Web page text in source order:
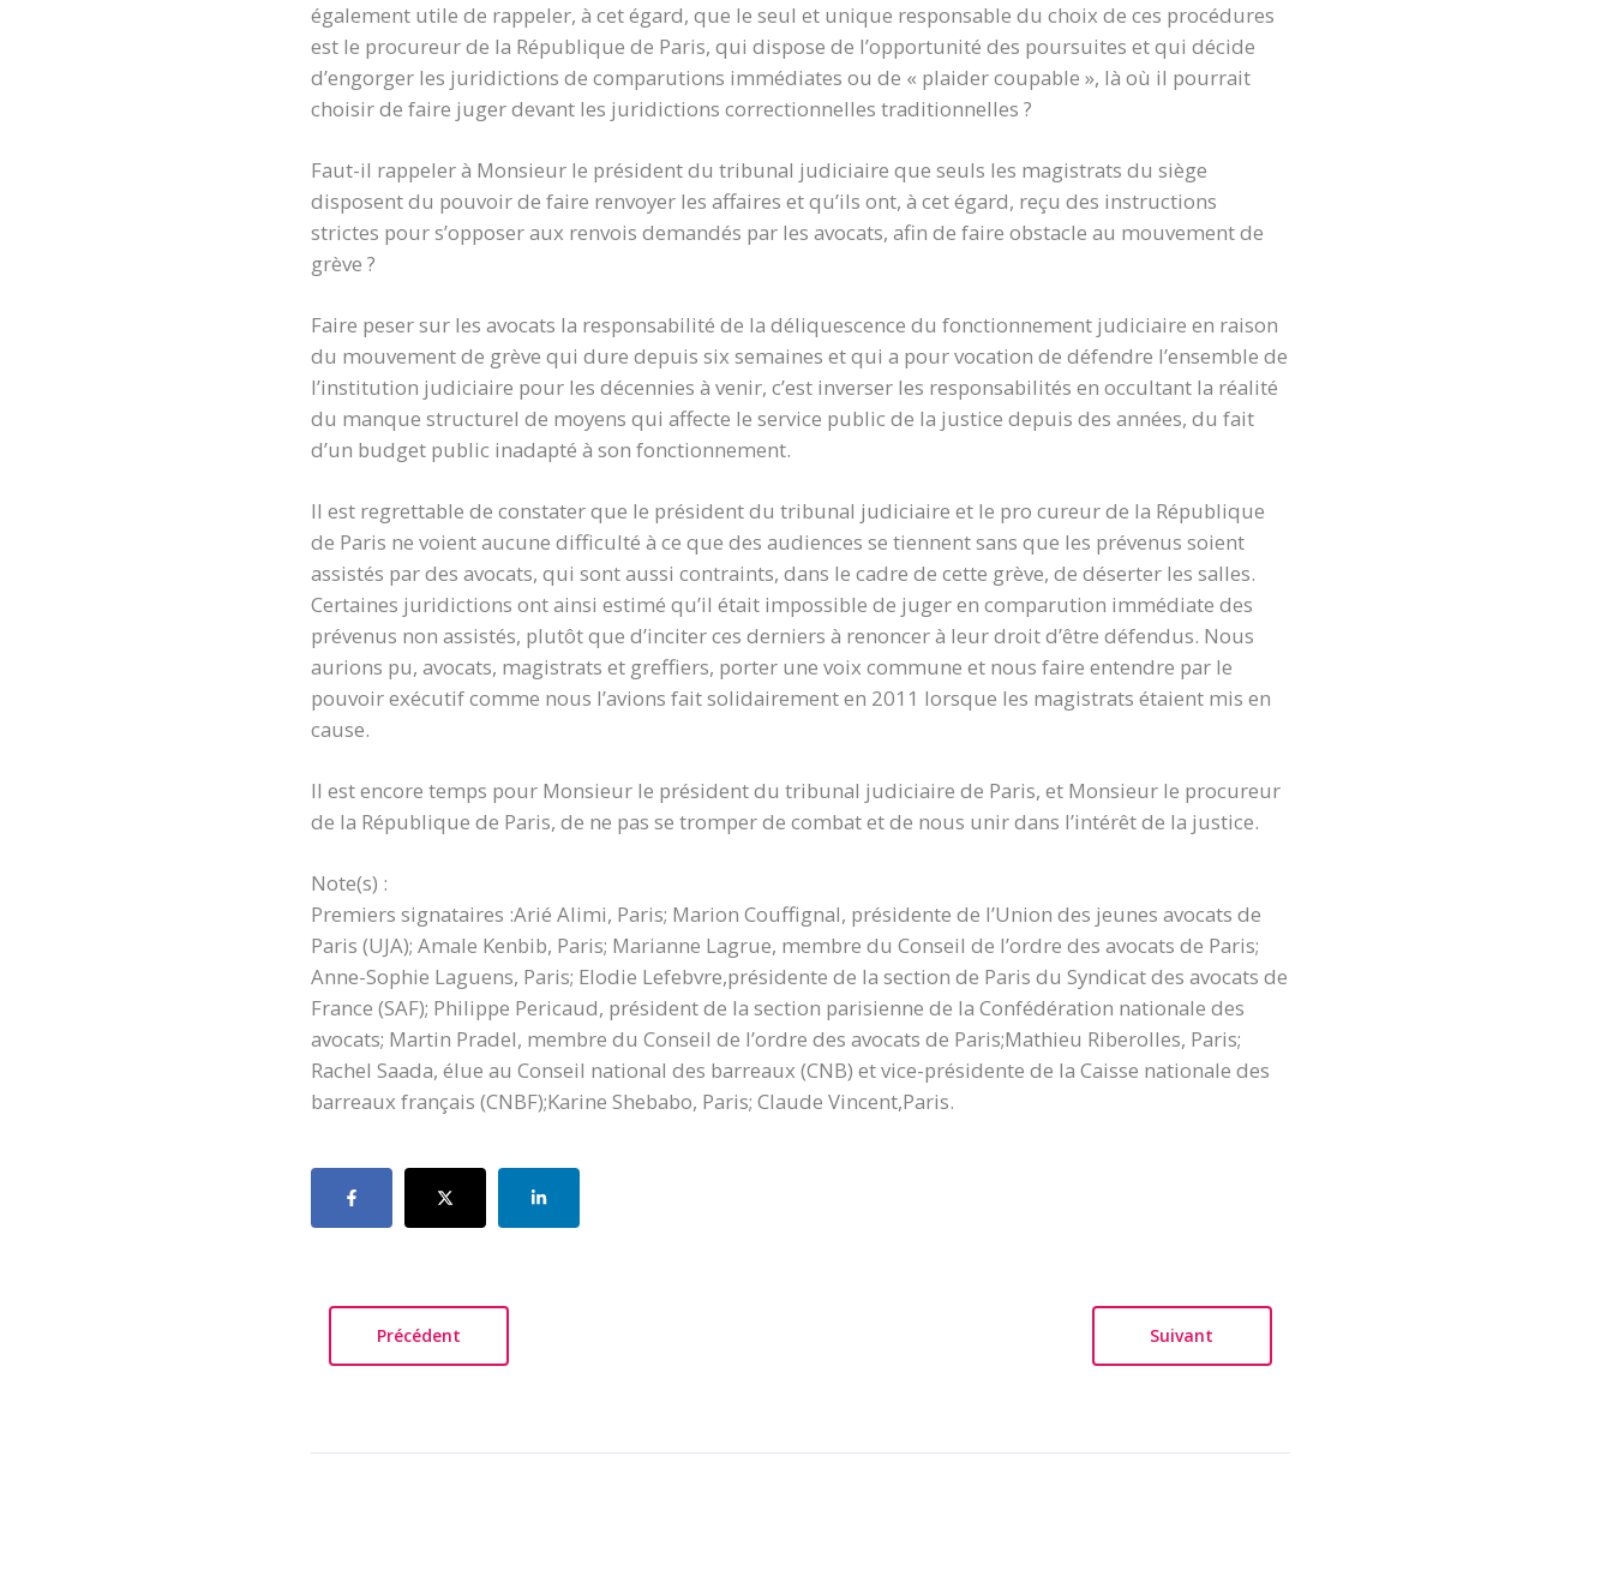
également utile de rappeler, à cet égard, que le seul et unique responsable du choix de ces procédures
est le procureur de la République de Paris, qui dispose de l’opportunité des poursuites et qui décide
d’engorger les juridictions de comparutions immédiates ou de « plaider coupable », là où il pourrait
choisir de faire juger devant les juridictions correctionnelles traditionnelles ?
Faut-il rappeler à Monsieur le président du tribunal judiciaire que seuls les magistrats du siège
disposent du pouvoir de faire renvoyer les affaires et qu’ils ont, à cet égard, reçu des instructions
strictes pour s’opposer aux renvois demandés par les avocats, afin de faire obstacle au mouvement de
grève ?
Faire peser sur les avocats la responsabilité de la déliquescence du fonctionnement judiciaire en raison
du mouvement de grève qui dure depuis six semaines et qui a pour vocation de défendre l’ensemble de
l’institution judiciaire pour les décennies à venir, c’est inverser les responsabilités en occultant la réalité
du manque structurel de moyens qui affecte le service public de la justice depuis des années, du fait
d’un budget public inadapté à son fonctionnement.
Il est regrettable de constater que le président du tribunal judiciaire et le pro cureur de la République
de Paris ne voient aucune difficulté à ce que des audiences se tiennent sans que les prévenus soient
assistés par des avocats, qui sont aussi contraints, dans le cadre de cette grève, de déserter les salles.
Certaines juridictions ont ainsi estimé qu’il était impossible de juger en comparution immédiate des
prévenus non assistés, plutôt que d’inciter ces derniers à renoncer à leur droit d’être défendus. Nous
aurions pu, avocats, magistrats et greffiers, porter une voix commune et nous faire entendre par le
pouvoir exécutif comme nous l’avions fait solidairement en 2011 lorsque les magistrats étaient mis en
cause.
Il est encore temps pour Monsieur le président du tribunal judiciaire de Paris, et Monsieur le procureur
de la République de Paris, de ne pas se tromper de combat et de nous unir dans l’intérêt de la justice.
Note(s) :
Premiers signataires :Arié Alimi, Paris; Marion Couffignal, présidente de l’Union des jeunes avocats de
Paris (UJA); Amale Kenbib, Paris; Marianne Lagrue, membre du Conseil de l’ordre des avocats de Paris;
Anne-Sophie Laguens, Paris; Elodie Lefebvre,présidente de la section de Paris du Syndicat des avocats de
France (SAF); Philippe Pericaud, président de la section parisienne de la Confédération nationale des
avocats; Martin Pradel, membre du Conseil de l’ordre des avocats de Paris;Mathieu Riberolles, Paris;
Rachel Saada, élue au Conseil national des barreaux (CNB) et vice-présidente de la Caisse nationale des
barreaux français (CNBF);Karine Shebabo, Paris; Claude Vincent,Paris.
Précédent Suivant